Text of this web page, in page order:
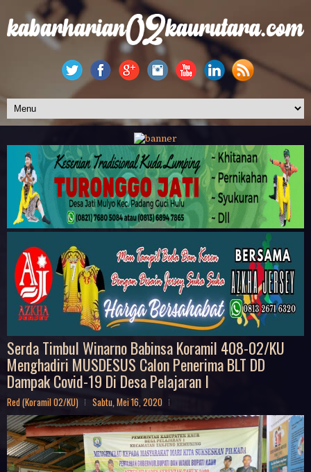
Serda Timbul Winarno Babinsa Koramil 408-02/KU
Menghadiri MUSDESUS Calon Penerima BLT DD
Dampak Covid-19 Di Desa Pelajaran I
Red (Koramil 02/KU) Sabtu, Mei 16, 2020